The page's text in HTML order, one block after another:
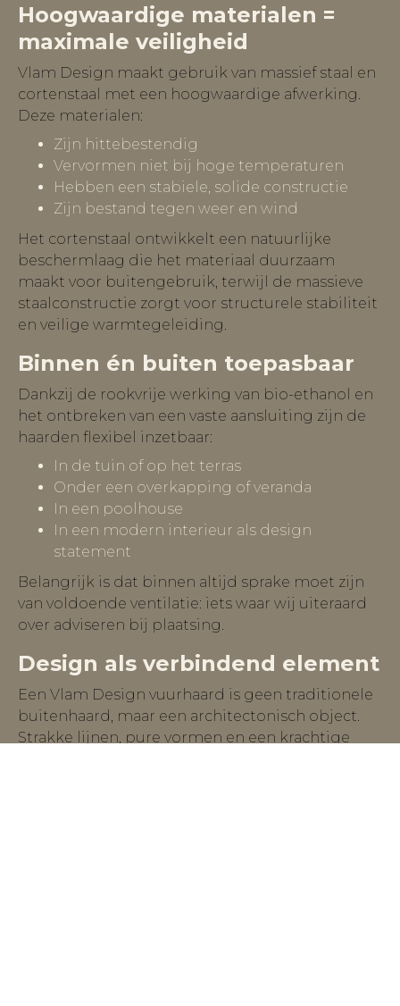
Hoogwaardige materialen =
maximale veiligheid
Vlam Design maakt gebruik van massief staal en
cortenstaal met een hoogwaardige afwerking.
Deze materialen:
Zijn hittebestendig
Vervormen niet bij hoge temperaturen
Hebben een stabiele, solide constructie
Zijn bestand tegen weer en wind
Het cortenstaal ontwikkelt een natuurlijke
beschermlaag die het materiaal duurzaam
maakt voor buitengebruik, terwijl de massieve
staalconstructie zorgt voor structurele stabiliteit
en veilige warmtegeleiding.
Binnen én buiten toepasbaar
Dankzij de rookvrije werking van bio-ethanol en
het ontbreken van een vaste aansluiting zijn de
haarden flexibel inzetbaar:
In de tuin of op het terras
Onder een overkapping of veranda
In een poolhouse
In een modern interieur als design
statement
Belangrijk is dat binnen altijd sprake moet zijn
van voldoende ventilatie: iets waar wij uiteraard
over adviseren bij plaatsing.
Design als verbindend element
Een Vlam Design vuurhaard is geen traditionele
buitenhaard, maar een architectonisch object.
Strakke lijnen, pure vormen en een krachtige